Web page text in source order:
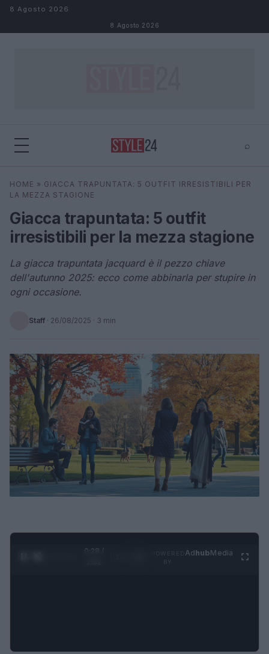
Salta al contenuto
8 Agosto 2026
8 Agosto 2026
⌕
Cerca ⌕ ×
HOME » GIACCA TRAPUNTATA: 5 OUTFIT IRRESISTIBILI PER
LA MEZZA STAGIONE
Giacca trapuntata: 5 outfit
irresistibili per la mezza stagione
La giacca trapuntata jacquard è il pezzo chiave
dell'autunno 2025: ecco come abbinarla per stupire in
ogni occasione.
Staff · 26/08/2025 · 3 min
0:28 /
AdhubMedia